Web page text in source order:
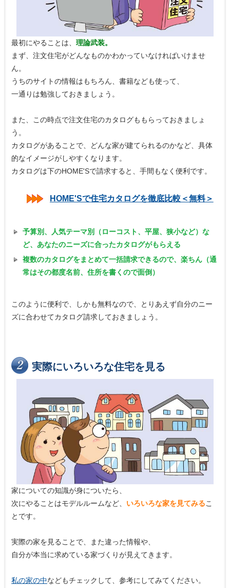
最初にやることは、 理論武装。
まず、注文住宅がどんなものかわかっていなければいけませ
ん。
うちのサイトの情報はもちろん、書籍なども使って、
一通りは勉強しておきましょう。
また、この時点で注文住宅のカタログももらっておきましょ
う。
カタログがあることで、どんな家が建てられるのかなど、具体
的なイメージがしやすくなります。
カタログは下のHOME'Sで請求すると、手間もなく便利です。
HOME'Sで住宅カタログを徹底比較＜無料＞
予算別、人気テーマ別（ローコスト、平屋、狭小など）な
ど、あなたのニーズに合ったカタログがもらえる
複数のカタログをまとめて一括請求できるので、楽ちん（通
常はその都度名前、住所を書くので面倒）
このように便利で、しかも無料なので、とりあえず自分のニー
ズに合わせてカタログ請求しておきましょう。
実際にいろいろな住宅を見る
家についての知識が身についたら、
次にやることはモデルルームなど、 いろいろな家を見てみるこ
とです。
実際の家を見ることで、また違った情報や、
自分が本当に求めている家づくりが見えてきます。
私の家の中などもチェックして、参考にしてみてください。